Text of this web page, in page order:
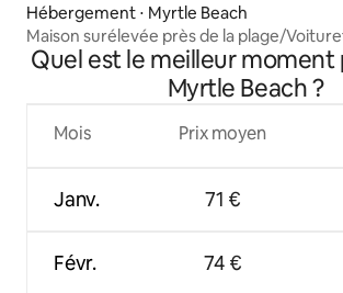
Hébergement ⋅ Myrtle Beach
Maison surélevée près de la plage/
golf/Jacuzzi/Arcade/BAR
Quel est le meilleur moment
Myrtle Beach ?
Mois
Janv.
Févr.
Prix moyen
71 €
74 €